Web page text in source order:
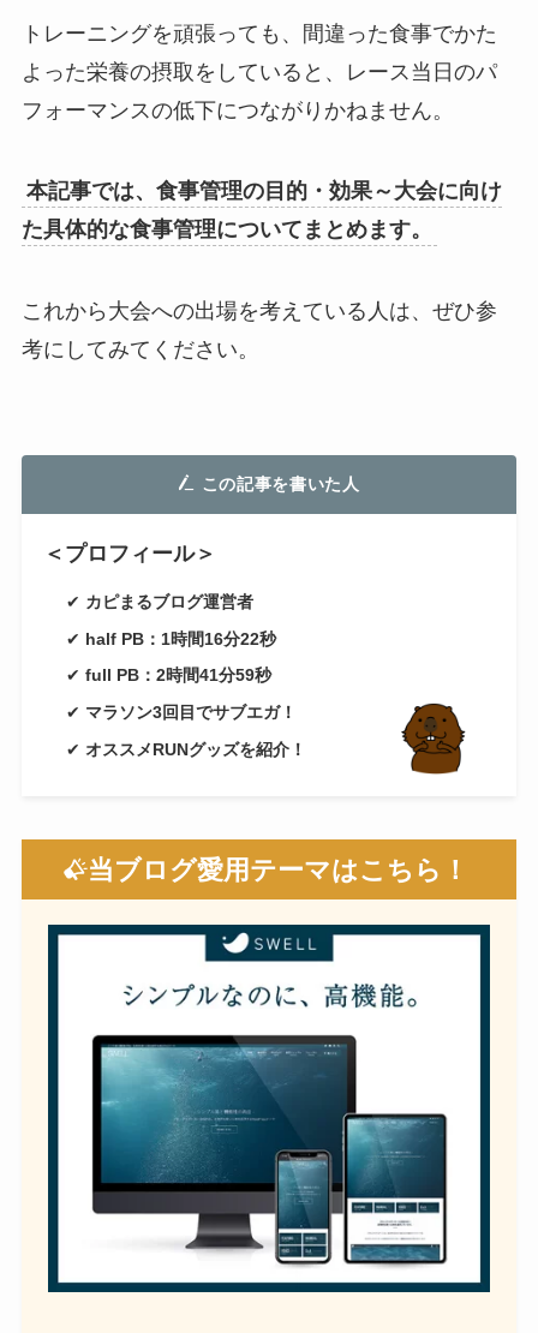
トレーニングを頑張っても、間違った食事でかた
よった栄養の摂取をしていると、レース当日のパ
フォーマンスの低下につながりかねません。
本記事では、食事管理の目的・効果～大会に向け
た具体的な食事管理についてまとめます。
これから大会への出場を考えている人は、ぜひ参
考にしてみてください。
この記事を書いた人
＜プロフィール＞
✔ カピまるブログ運営者
✔ half PB：1時間16分22秒
✔ full PB：2時間41分59秒
✔ マラソン3回目でサブエガ！
✔オススメRUNグッズを紹介！
当ブログ愛用テーマはこちら！